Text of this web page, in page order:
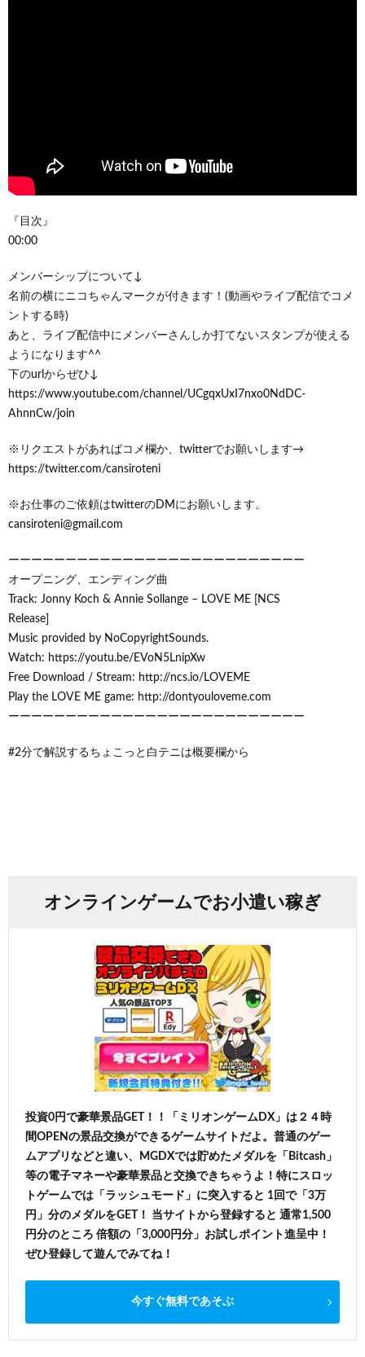
『目次』
00:00
メンバーシップについて↓
名前の横にニコちゃんマークが付きます！(動画やライブ配信でコメ
ントする時)
あと、ライブ配信中にメンバーさんしか打てないスタンプが使える
ようになります^^
下のurlからぜひ↓
https://www.youtube.com/channel/UCgqxUxI7nxo0NdDC-
AhnnCw/join
※リクエストがあればコメ欄か、twitterでお願いします→
https://twitter.com/cansiroteni
※お仕事のご依頼はtwitterのDMにお願いします。
cansiroteni@gmail.com
ーーーーーーーーーーーーーーーーーーーーーーーーーー
オープニング、エンディング曲
Track: Jonny Koch & Annie Sollange – LOVE ME [NCS
Release]
Music provided by NoCopyrightSounds.
Watch: https://youtu.be/EVoN5LnipXw
Free Download / Stream: http://ncs.io/LOVEME
Play the LOVE ME game: http://dontyouloveme.com
ーーーーーーーーーーーーーーーーーーーーーーーーーー
#2分で解説するちょこっと白テニは概要欄から
オンラインゲームでお小遣い稼ぎ
投資0円で豪華景品GET！！「ミリオンゲームDX」は２４時
間OPENの景品交換ができるゲームサイトだよ。普通のゲー
ムアプリなどと違い、MGDXでは貯めたメダルを「Bitcash」
等の電子マネーや豪華景品と交換できちゃうよ！特にスロッ
トゲームでは「ラッシュモード」に突入すると 1回で「3万
円」分のメダルをGET！ 当サイトから登録すると 通常1,500
円分のところ 倍額の「3,000円分」お試しポイント進呈中！
ぜひ登録して遊んでみてね！
今すぐ無料であそぶ